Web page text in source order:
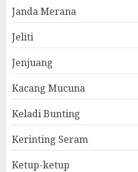
Janda Merana
Jeliti
Jenjuang
Kacang Mucuna
Keladi Bunting
Kerinting Seram
Ketup-ketup